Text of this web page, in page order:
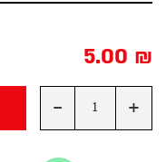
5.00 ₪
+
-